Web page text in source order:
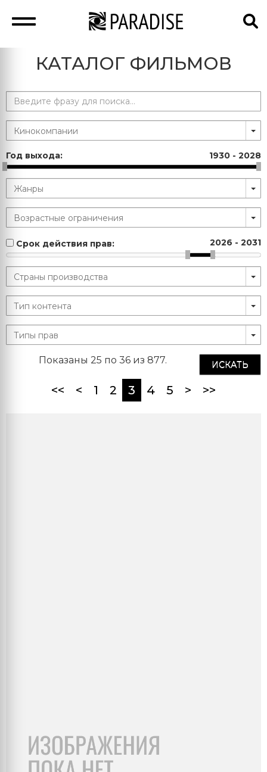
КАТАЛОГ ФИЛЬМОВ
Год выхода: 1930 - 2028
Срок действия прав: 2026 - 2031
ИСКАТЬ
Показаны 25 по 36 из 877.
<< < 1 2 3 (current)
4 5 > >>